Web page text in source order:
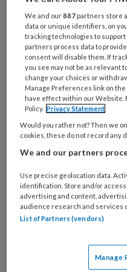
e-
mailadres?
* *
Kies
je
wachtwoord* *
Kies
je
functie *
Bij
welke
organisatie
werk
Untitled
Ontvang iedere
Management
We and our887 partners store
data or unique identifiers, on
tracking technologies to
partners process data to
consent will disable them. If
you see may not be as relevant
change your choices or
Manage Preferences link on the
have effect within our Website.
Policy. Privacy Statement
Would you rather not? Then we
cookies, these do not record any
We and our partners
Use precise geolocation data.
identification. Store and/or
advertising and content,
audience research and services
List of Partners (vendors)
Manage